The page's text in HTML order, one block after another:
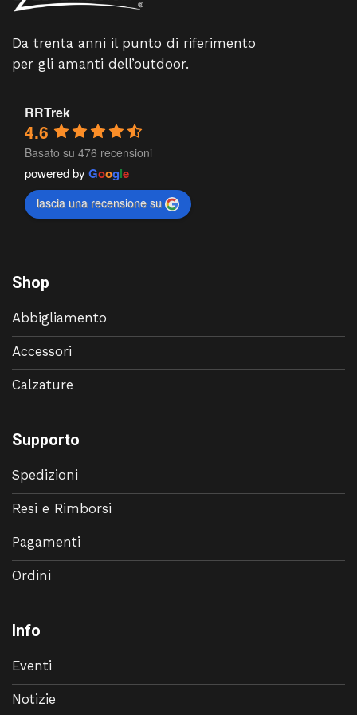
Da trenta anni il punto di riferimento
per gli amanti dell’outdoor.
RRTrek
4.6
Basato su 476 recensioni
powered by Google
lascia una recensione su
Shop
Abbigliamento
Accessori
Calzature
Supporto
Spedizioni
Resi e Rimborsi
Pagamenti
Ordini
Info
Eventi
Notizie